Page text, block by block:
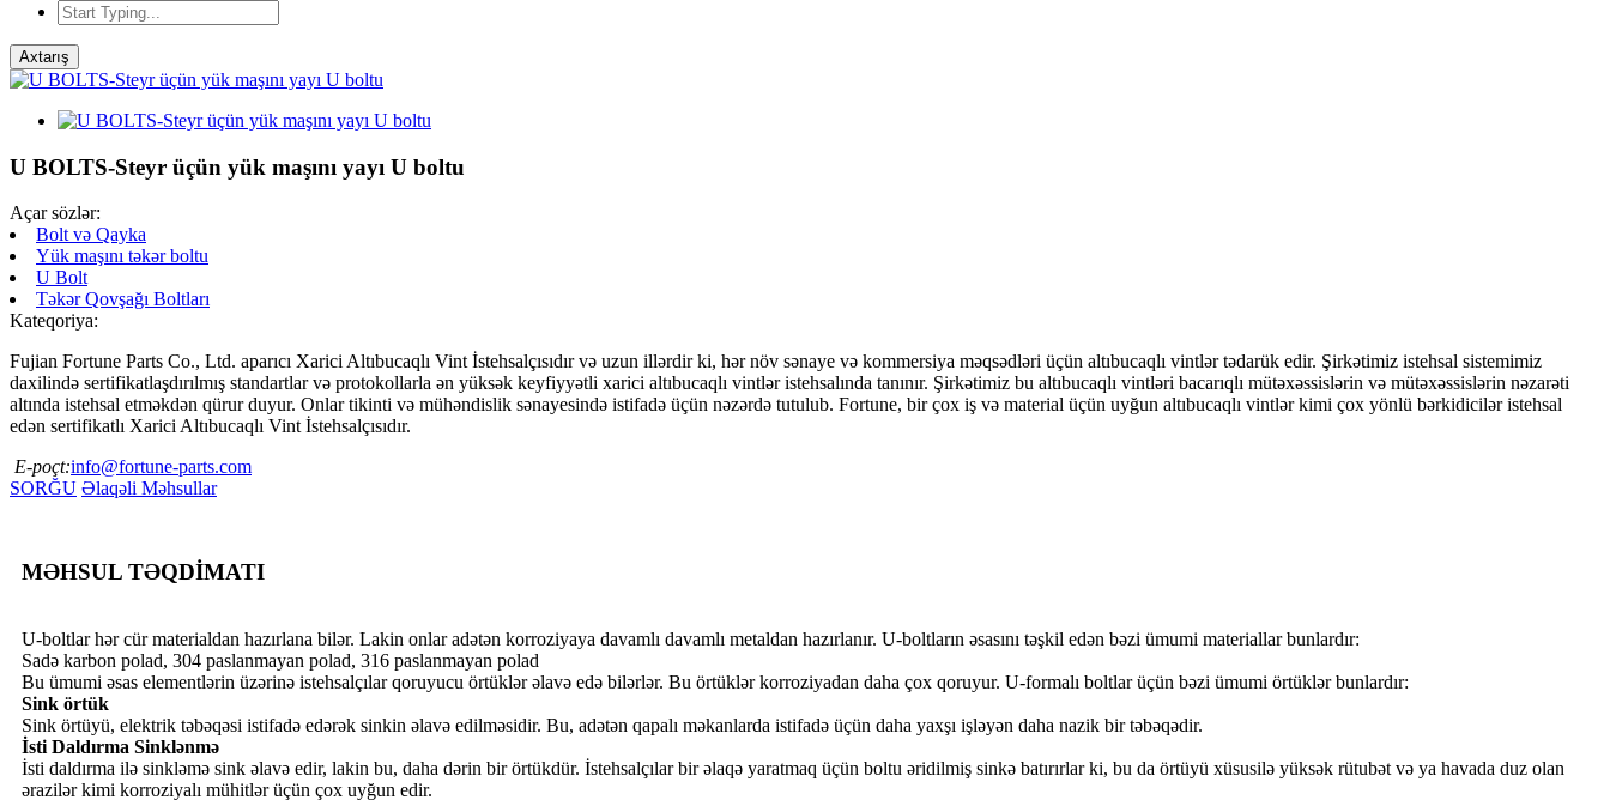
Axtarış
U BOLTS-Steyr üçün yük maşını yayı U boltu
Açar sözlər:
Bolt və Qayka
Yük maşını təkər boltu
U Bolt
Təkər Qovşağı Boltları
Kateqoriya:
Fujian Fortune Parts Co., Ltd. aparıcı Xarici Altıbucaqlı Vint İstehsalçısıdır və uzun illərdir ki, hər növ sənaye və kommersiya məqsədləri üçün altıbucaqlı vintlər tədarük edir. Şirkətimiz istehsal sistemimiz
daxilində sertifikatlaşdırılmış standartlar və protokollarla ən yüksək keyfiyyətli xarici altıbucaqlı vintlər istehsalında tanınır. Şirkətimiz bu altıbucaqlı vintləri bacarıqlı mütəxəssislərin və mütəxəssislərin nəzarəti
altında istehsal etməkdən qürur duyur. Onlar tikinti və mühəndislik sənayesində istifadə üçün nəzərdə tutulub. Fortune, bir çox iş və material üçün uyğun altıbucaqlı vintlər kimi çox yönlü bərkidicilər istehsal
edən sertifikatlı Xarici Altıbucaqlı Vint İstehsalçısıdır.
E-poçt:info@fortune-parts.com
SORĞU Əlaqəli Məhsullar
MƏHSUL TƏQDİMATI
U-boltlar hər cür materialdan hazırlana bilər. Lakin onlar adətən korroziyaya davamlı davamlı metaldan hazırlanır. U-boltların əsasını təşkil edən bəzi ümumi materiallar bunlardır:
Sadə karbon polad, 304 paslanmayan polad, 316 paslanmayan polad
Bu ümumi əsas elementlərin üzərinə istehsalçılar qoruyucu örtüklər əlavə edə bilərlər. Bu örtüklər korroziyadan daha çox qoruyur. U-formalı boltlar üçün bəzi ümumi örtüklər bunlardır:
Sink örtük
Sink örtüyü, elektrik təbəqəsi istifadə edərək sinkin əlavə edilməsidir. Bu, adətən qapalı məkanlarda istifadə üçün daha yaxşı işləyən daha nazik bir təbəqədir.
İsti Daldırma Sinklənmə
İsti daldırma ilə sinkləmə sink əlavə edir, lakin bu, daha dərin bir örtükdür. İstehsalçılar bir əlaqə yaratmaq üçün boltu əridilmiş sinkə batırırlar ki, bu da örtüyü xüsusilə yüksək rütubət və ya havada duz olan
ərazilər kimi korroziyalı mühitlər üçün çox uyğun edir.